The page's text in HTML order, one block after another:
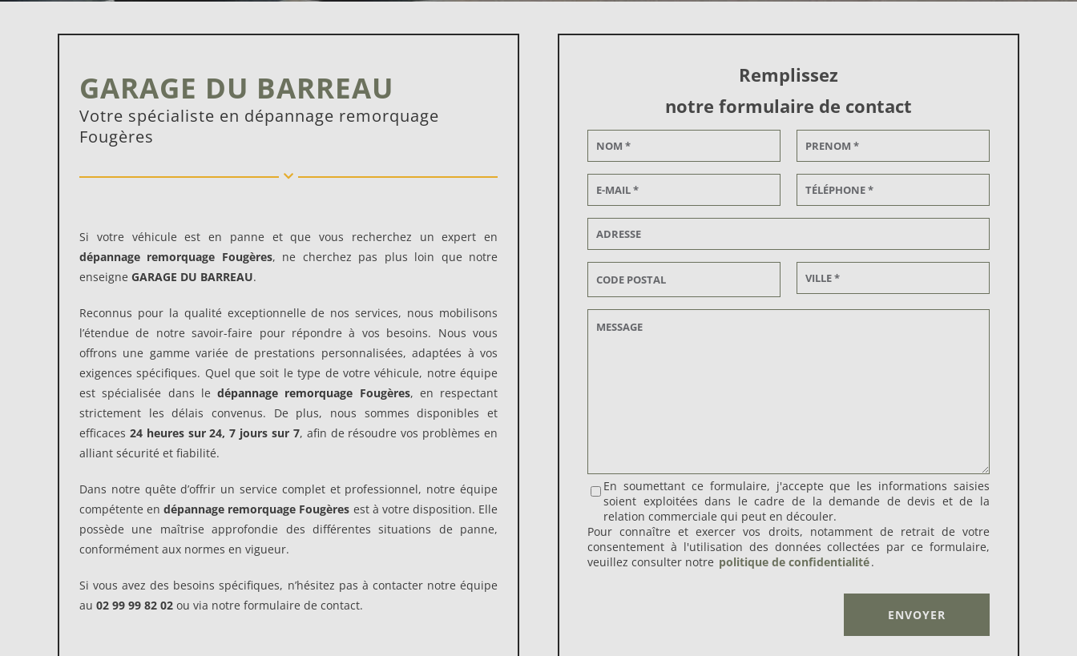
GARAGE DU BARREAU
Votre spécialiste en dépannage remorquage
Fougères
Si votre véhicule est en panne et que vous recherchez un expert en
dépannage remorquage Fougères, ne cherchez pas plus loin que notre
enseigne GARAGE DU BARREAU.
Reconnus pour la qualité exceptionnelle de nos services, nous mobilisons
l’étendue de notre savoir-faire pour répondre à vos besoins. Nous vous
offrons une gamme variée de prestations personnalisées, adaptées à vos
exigences spécifiques. Quel que soit le type de votre véhicule, notre équipe
est spécialisée dans le dépannage remorquage Fougères, en respectant
strictement les délais convenus. De plus, nous sommes disponibles et
efficaces 24 heures sur 24, 7 jours sur 7, afin de résoudre vos problèmes en
alliant sécurité et fiabilité.
Dans notre quête d’offrir un service complet et professionnel, notre équipe
compétente endépannage remorquage Fougères est à votre disposition. Elle
possède une maîtrise approfondie des différentes situations de panne,
conformément aux normes en vigueur.
Si vous avez des besoins spécifiques, n’hésitez pas à contacter notre équipe
au 02 99 99 82 02 ou via notre formulaire de contact.
Remplissez
notre formulaire de contact
En soumettant ce formulaire, j'accepte que les informations saisies
soient exploitées dans le cadre de la demande de devis et de la
relation commerciale qui peut en découler.
Pour connaître et exercer vos droits, notamment de retrait de votre
consentement à l'utilisation des données collectées par ce formulaire,
veuillez consulter notre politique de confidentialité.